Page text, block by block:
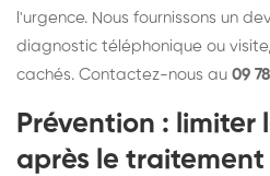
l'urgence. Nous fournissons un
diagnostic téléphonique ou
cachés. Contactez-nous au 09
Prévention : limiter
après le traitement